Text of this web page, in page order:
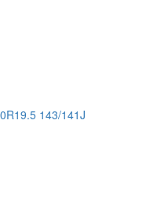
143/141J